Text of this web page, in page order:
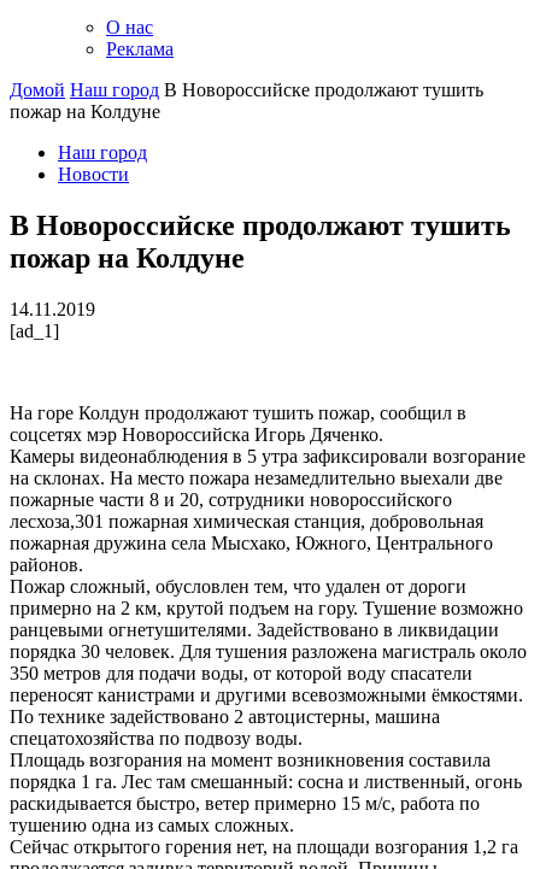
О нас
Реклама
Домой Наш город В Новороссийске продолжают тушить
пожар на Колдуне
Наш город
Новости
В Новороссийске продолжают тушить
пожар на Колдуне
14.11.2019
[ad_1]
На горе Колдун продолжают тушить пожар, сообщил в
соцсетях мэр Новороссийска Игорь Дяченко.
Камеры видеонаблюдения в 5 утра зафиксировали возгорание
на склонах. На место пожара незамедлительно выехали две
пожарные части 8 и 20, сотрудники новороссийского
лесхоза,301 пожарная химическая станция, добровольная
пожарная дружина села Мысхако, Южного, Центрального
районов.
Пожар сложный, обусловлен тем, что удален от дороги
примерно на 2 км, крутой подъем на гору. Тушение возможно
ранцевыми огнетушителями. Задействовано в ликвидации
порядка 30 человек. Для тушения разложена магистраль около
350 метров для подачи воды, от которой воду спасатели
переносят канистрами и другими всевозможными ёмкостями.
По технике задействовано 2 автоцистерны, машина
спецатохозяйства по подвозу воды.
Площадь возгорания на момент возникновения составила
порядка 1 га. Лес там смешанный: сосна и лиственный, огонь
раскидывается быстро, ветер примерно 15 м/с, работа по
тушению одна из самых сложных.
Сейчас открытого горения нет, на площади возгорания 1,2 га